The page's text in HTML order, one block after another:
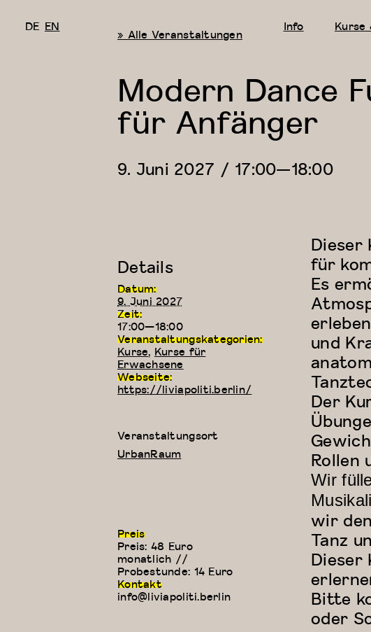
Info Kurse
DE EN « Alle Veranstaltungen
Modern Dance
für Anfänger
9. Juni 2027 / 17:00—18:00
Dieser
für
Es
und
Der
Rollen
Wir
wir
Tanz
Dieser
Bitte
oder
Details
Datum:
9. Juni 2027
Zeit:
17:00—18:00
Veranstaltungskategorien:
Kurse, Kurse für
Erwachsene
Webseite:
https://liviapoliti.berlin/
Veranstaltungsort
UrbanRaum
Preis
Preis: 48 Euro
monatlich //
Probestunde: 14 Euro
Kontakt
info@liviapoliti.berlin